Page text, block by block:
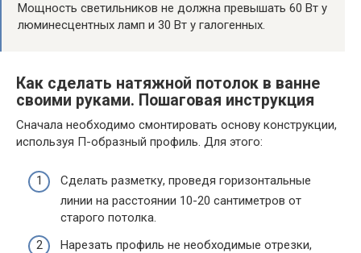
Мощность светильников не должна превышать 60 Вт у
люминесцентных ламп и 30 Вт у галогенных.
Как сделать натяжной потолок в ванне
своими руками. Пошаговая инструкция
Сначала необходимо смонтировать основу конструкции,
используя П-образный профиль. Для этого:
Сделать разметку, проведя горизонтальные
линии на расстоянии 10-20 сантиметров от
старого потолка.
Нарезать профиль не необходимые отрезки,